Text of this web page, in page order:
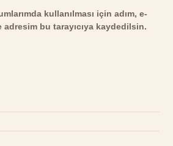
kullanılması için adım, e-
bu tarayıcıya kaydedilsin.